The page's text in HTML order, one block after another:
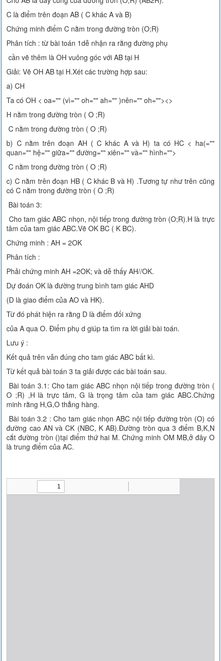
C là điểm trên đoạn AB ( C khác A và B)
Chứng minh điểm C nằm trong đường tròn (O;R)
Phân tích : từ bài toán 1dễ nhận ra rằng đường phụ
cần vẽ thêm là OH vuông góc với AB tại H
Giải: Vẽ OH AB tại H.Xét các trường hợp sau:
a) CH
Ta có OH < oa="" (vì="" oh="" ah="" )nên="" oh=""><>
H nằm trong đường tròn ( O ;R)
C nằm trong đường tròn ( O ;R)
b) C nằm trên đoạn AH ( C khác A và H) ta có HC < ha(=""
quan="" hệ="" giữa="" đường="" xiên="" và="" hình="">
C nằm trong đường tròn ( O ;R)
c) C nằm trên đoạn HB ( C khác B và H) .Tương tự như trên cũng
có C nằm trong đường tròn ( O ;R)
Bài toán 3:
Cho tam giác ABC nhọn, nội tiếp trong đường tròn (O;R).H là trực
tâm của tam giác ABC.Vẽ OK BC ( K BC).
Chứng minh : AH = 2OK
Phân tích :
Phải chứng minh AH =2OK; và dễ thấy AH//OK.
Dự đoán OK là đường trung bình tam giác AHD
(D là giao điểm của AO và HK).
Từ đó phát hiện ra rằng D là điểm đối xứng
của A qua O. Điểm phụ d giúp ta tìm ra lời giải bài toán.
Lưu ý :
Kết quả trên vẫn đúng cho tam giác ABC bất kì.
Từ kết quả bài toán 3 ta giải được các bài toán sau.
Bài toán 3.1: Cho tam giác ABC nhọn nội tiếp trong đường tròn (
O ;R) ,H là trực tâm, G là trọng tâm của tam giác ABC.Chứng
minh rằng H,G,O thẳng hàng.
Bài toán 3.2 : Cho tam giác nhọn ABC nội tiếp đường tròn (O) có
đường cao AN và CK (NBC, K AB).Đường tròn qua 3 điểm B,K,N
cắt đường tròn ()tại điểm thứ hai M. Chứng minh OM MB,ở đây O
là trung điểm của AC.